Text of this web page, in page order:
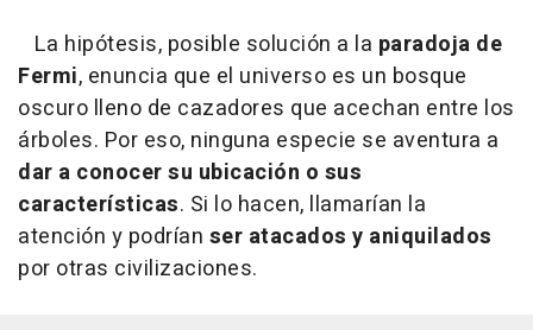
La hipótesis, posible solución a la paradoja de
Fermi, enuncia que el universo es un bosque
oscuro lleno de cazadores que acechan entre los
árboles. Por eso, ninguna especie se aventura a
dar a conocer su ubicación o sus
características. Si lo hacen, llamarían la
atención y podrían ser atacados y aniquilados
por otras civilizaciones.